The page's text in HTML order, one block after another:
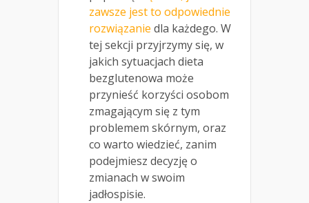
zawsze jest to odpowiednie
rozwiązanie dla każdego. W
tej sekcji przyjrzymy się, w
jakich sytuacjach dieta
bezglutenowa może
przynieść korzyści osobom
zmagającym się z tym
problemem skórnym, oraz
co warto wiedzieć, zanim
podejmiesz decyzję o
zmianach w swoim
jadłospisie.